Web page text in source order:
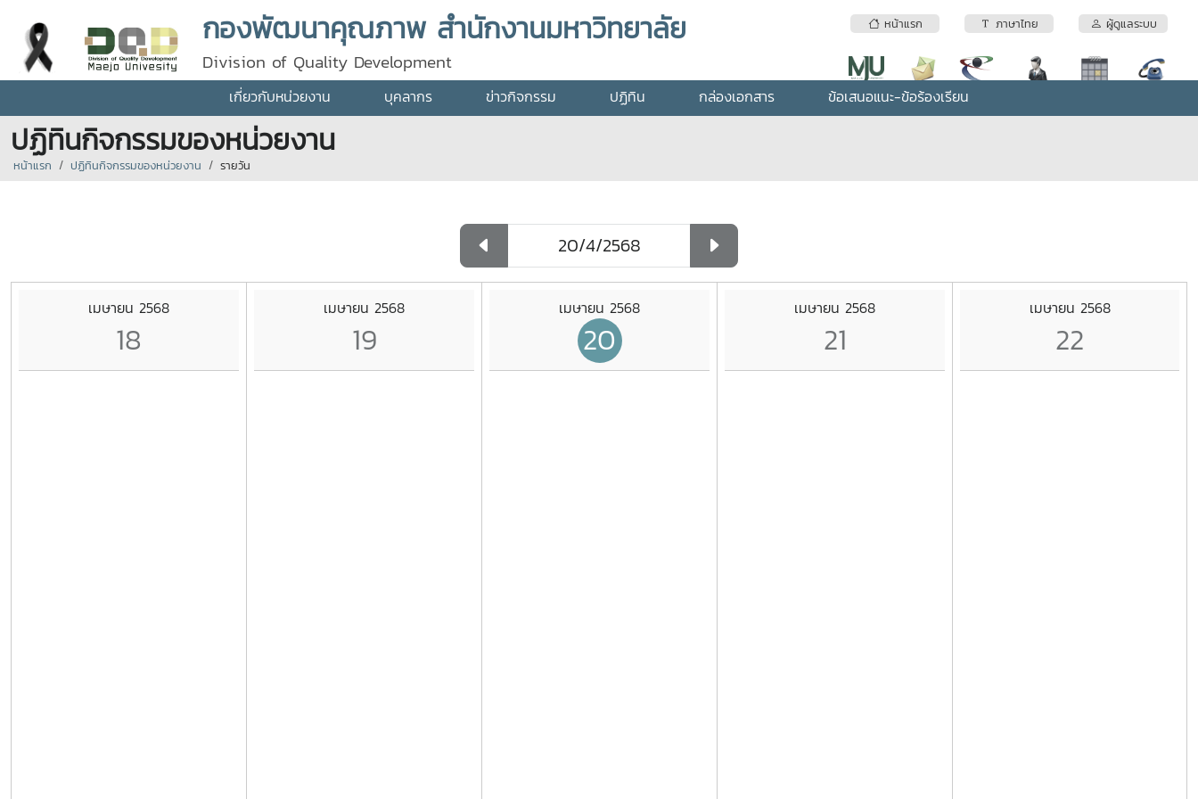
หน้าแรก ภาษาไทย ผู้ดูแลระบบ
กองพัฒนาคุณภาพ สำนักงานมหาวิทยาลัย
Division of Quality Development
เกี่ยวกับหน่วยงาน บุคลากร ข่าวกิจกรรม ปฏิทิน กล่องเอกสาร ข้อเสนอแนะ-ข้อร้องเรียน
ปฏิทินกิจกรรมของหน่วยงาน
หน้าแรก ปฏิทินกิจกรรมของหน่วยงาน รายวัน
เมษายน 2568
18
เมษายน 2568
19
เมษายน 2568
20
เมษายน 2568
21
เมษายน 2568
22